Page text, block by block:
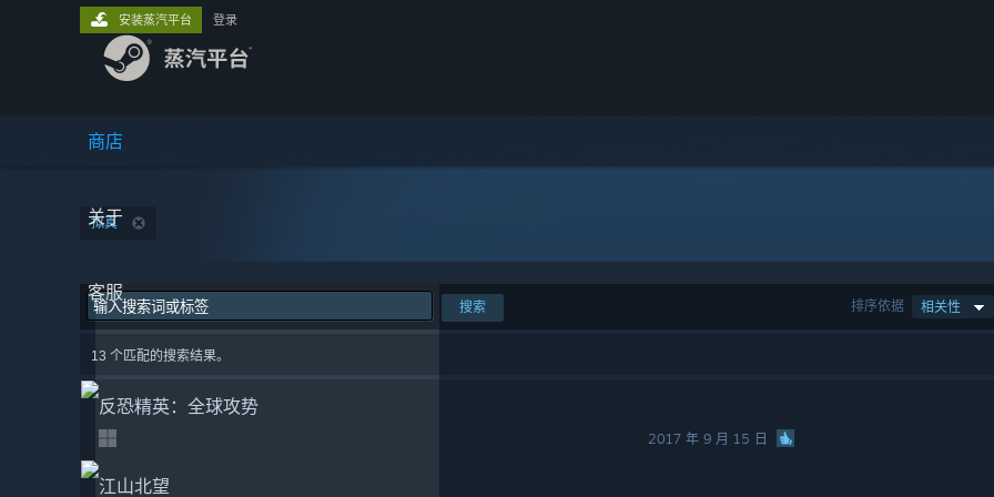
商店
关于
客服
安装蒸汽平台 登录
拟真
排序依据 相关性
搜索
13 个匹配的搜索结果。
反恐精英：全球攻势
2017 年 9 月 15 日
江山北望